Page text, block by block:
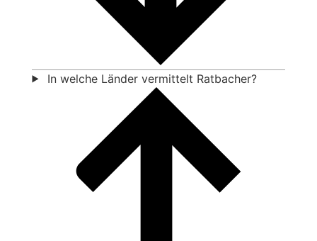
In welche Länder vermittelt Ratbacher?